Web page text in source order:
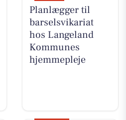
Planlægger til
barselsvikariat
hos Langeland
Kommunes
hjemmepleje